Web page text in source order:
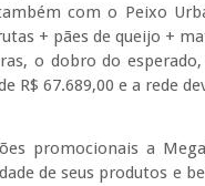
com o Peixo
+ pães de queijo +
o dobro do
R$ 67.689,00 e a rede
promocionais a
de seus produtos e